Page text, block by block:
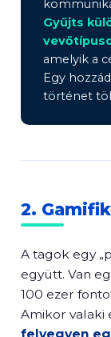
Gyűjts
amelyik a
Egy
történet
2.
A tagok egy
együtt. Van
100 ezer
Amikor valaki